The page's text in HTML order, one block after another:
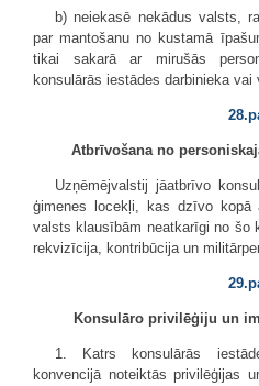
b) neiekasē nekādus valsts,
par mantošanu no kustamā
tikai sakarā ar mirušās
konsulārās iestādes darbinieka
Atbrīvošana no
Uzņēmējvalstij jāatbrīvo
ģimenes locekļi, kas dzīvo
valsts klausībām neatkarīgi no šo
rekvizīcija, kontribūcija un
Konsulāro privilēģiju un
1. Katrs konsulārās
konvencijā noteiktās privilēģijas